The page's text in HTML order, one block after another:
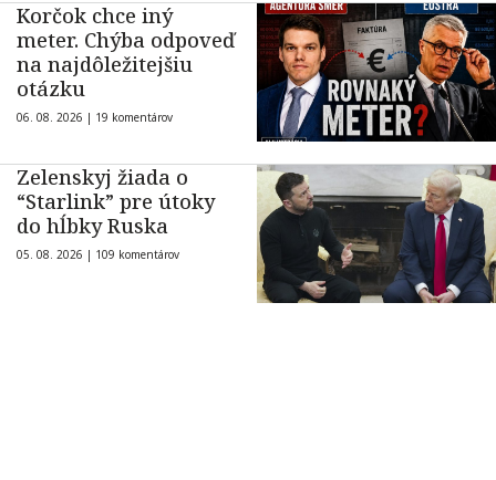
Korčok chce iný
meter. Chýba odpoveď
na najdôležitejšiu
otázku
06. 08. 2026 | 19 komentárov
Zelenskyj žiada o
“Starlink” pre útoky
do hĺbky Ruska
05. 08. 2026 | 109 komentárov